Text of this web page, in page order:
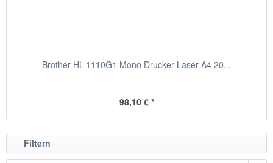
Brother HL-1110G1 Mono Drucker Laser A4 20...
98,10 € *
Filtern